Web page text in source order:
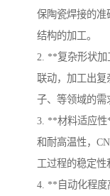
保陶瓷焊接的准
结构的加工。
2. **复杂形状加
联动，加工出复
子、等领域的需
3. **材料适应性
和耐高温性，
工过程的稳定性
4. **自动化程度